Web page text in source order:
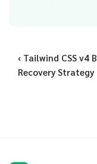
‹ Tailwind CSS v4
Recovery Strategy